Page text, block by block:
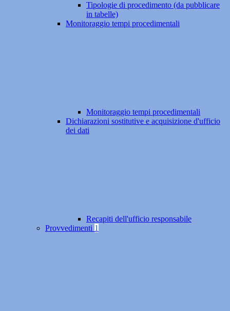
Tipologie di procedimento (da pubblicare
in tabelle)
Monitoraggio tempi procedimentali
Monitoraggio tempi procedimentali
Dichiarazioni sostitutive e acquisizione d'ufficio
dei dati
Recapiti dell'ufficio responsabile
Provvedimenti 1